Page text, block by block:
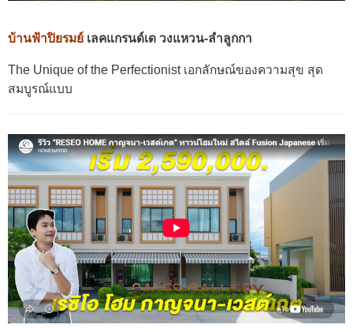
บ้านฟ้าปิยรมย์ เลคแกรนด์เด วงแหวน-ลำลูกกา
The Unique of the Perfectionist เอกลักษณ์ของความสุข สุด
สมบูรณ์แบบ